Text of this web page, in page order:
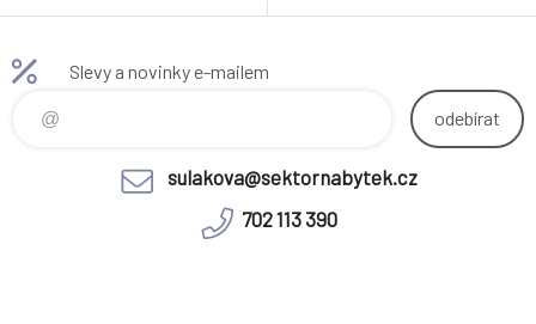
150x67,5x73,5 cm Rozměry
částí (ŠxHxV): 100x67,5x73,5
cm Rozměry rohového stolku
(ŠxHxV): 67,5x67,5x73,5 cm
Rozměry kontejneru (ŠxHxV):
nízkého regálu (ŠxHxV):
Rozměry psacího stolku s
67,5x67,5x73,5 cm Rozměry
kontejneru (ŠxHxV):
39x40,5x55 cm Rozměry z
nízkého regálu (ŠxHxV):
Slevy a novinky e-mailem
odebírat
sulakova@sektornabytek.cz
702 113 390